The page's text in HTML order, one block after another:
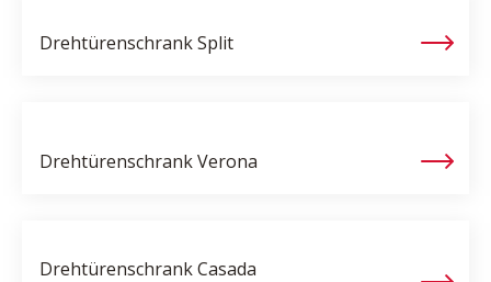
DrehtürenschrankSplit
DrehtürenschrankVerona
Drehtürenschrank Casada